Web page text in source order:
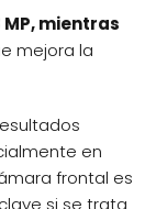
mientras
mejora la
en
frontal es
si se trata